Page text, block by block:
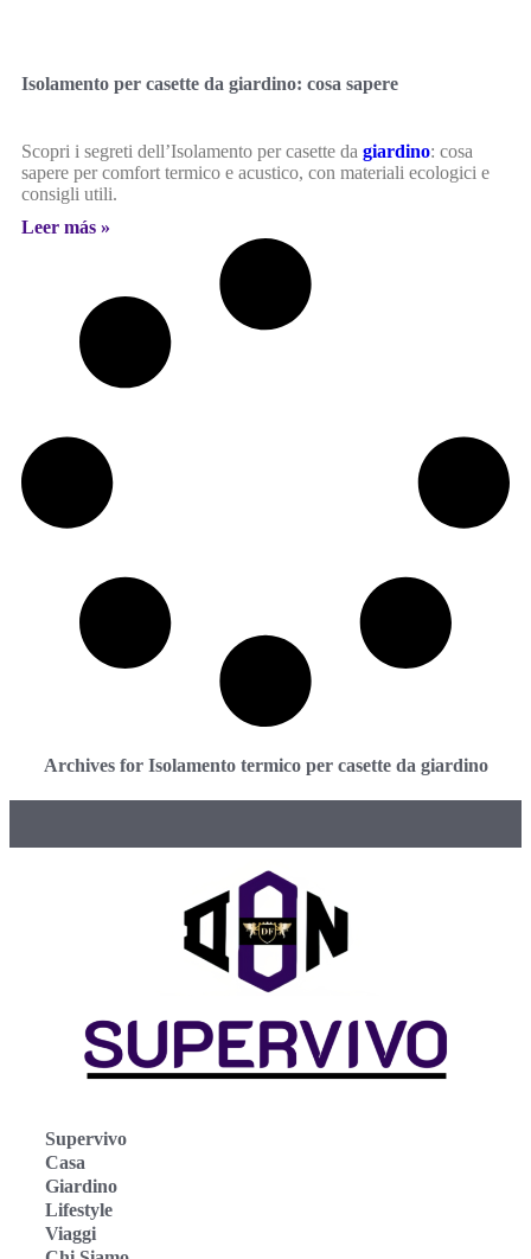
Isolamento per casette da giardino: cosa sapere
Scopri i segreti dell’Isolamento per casette da giardino: cosa
sapere per comfort termico e acustico, con materiali ecologici e
consigli utili.
Leer más »
Archives for Isolamento termico per casette da giardino
Supervivo
Casa
Giardino
Lifestyle
Viaggi